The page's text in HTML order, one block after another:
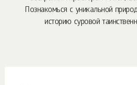
Познакомься с уникальной
историю суровой